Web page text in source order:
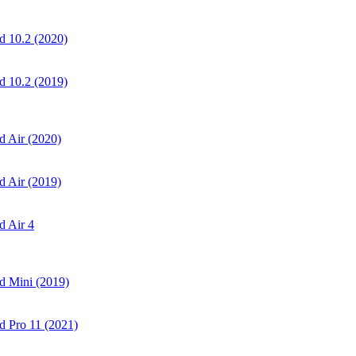
10.2 (2020)
10.2 (2019)
Air (2020)
Air (2019)
Air 4
Mini (2019)
Pro 11 (2021)